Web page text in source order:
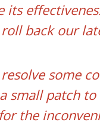
its
back our
some
small patch
for the